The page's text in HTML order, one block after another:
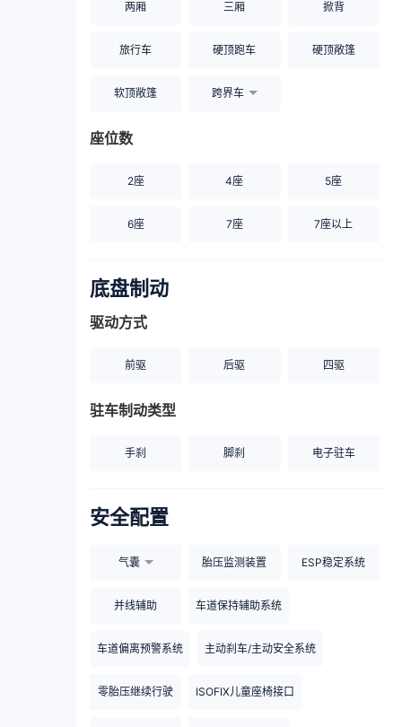
两厢 三厢 掀背
旅行车 硬顶跑车 硬顶敞篷
软顶敞篷 跨界车
座位数
2座 4座 5座
6座 7座 7座以上
底盘制动
驱动方式
前驱 后驱 四驱
驻车制动类型
手刹 脚刹 电子驻车
安全配置
气囊 胎压监测装置 ESP稳定系统
并线辅助 车道保持辅助系统
车道偏离预警系统 主动刹车/主动安全系统
零胎压继续行驶 ISOFIX儿童座椅接口